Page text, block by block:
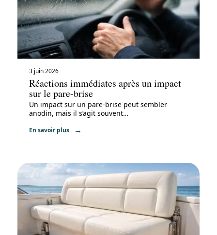
3 juin 2026
Réactions immédiates après un impact
sur le pare-brise
Un impact sur un pare-brise peut sembler
anodin, mais il s’agit souvent…
En savoir plus